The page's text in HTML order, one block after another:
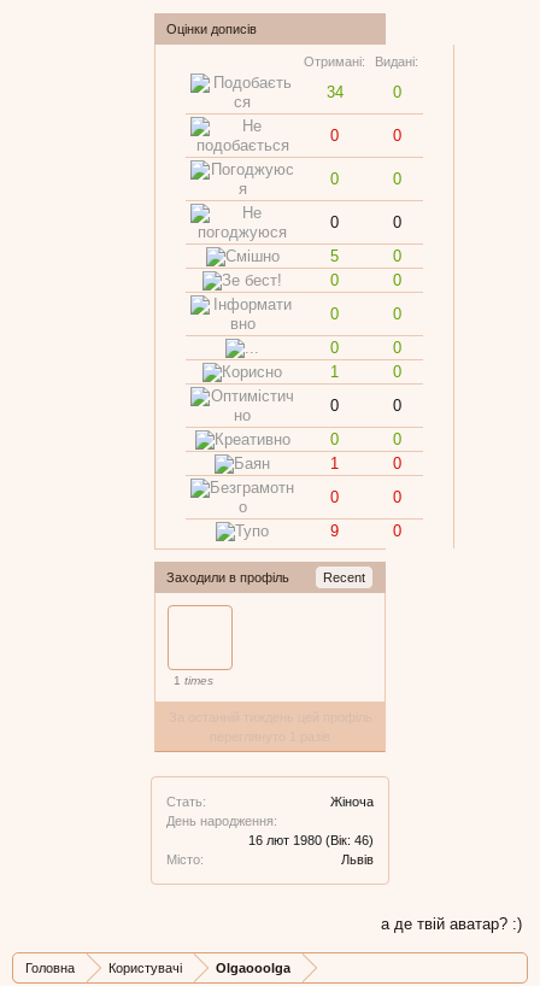
Оцінки дописів
Отримані: Видані:
34 0
0 0
0 0
0
0
5
0
0
0
0
0
0
0
1
0
0
0
0
0
1
0
0
0
9
0
Заходили в профіль Recent
1 times
Стать:
Жіноча
День народження:
16 лют 1980 (Вік: 46)
Місто:
Львів
а де твій аватар? :)
Головна Користувачі Olgaooolga